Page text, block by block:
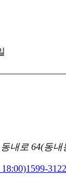
내로 64(동내
1599-3122